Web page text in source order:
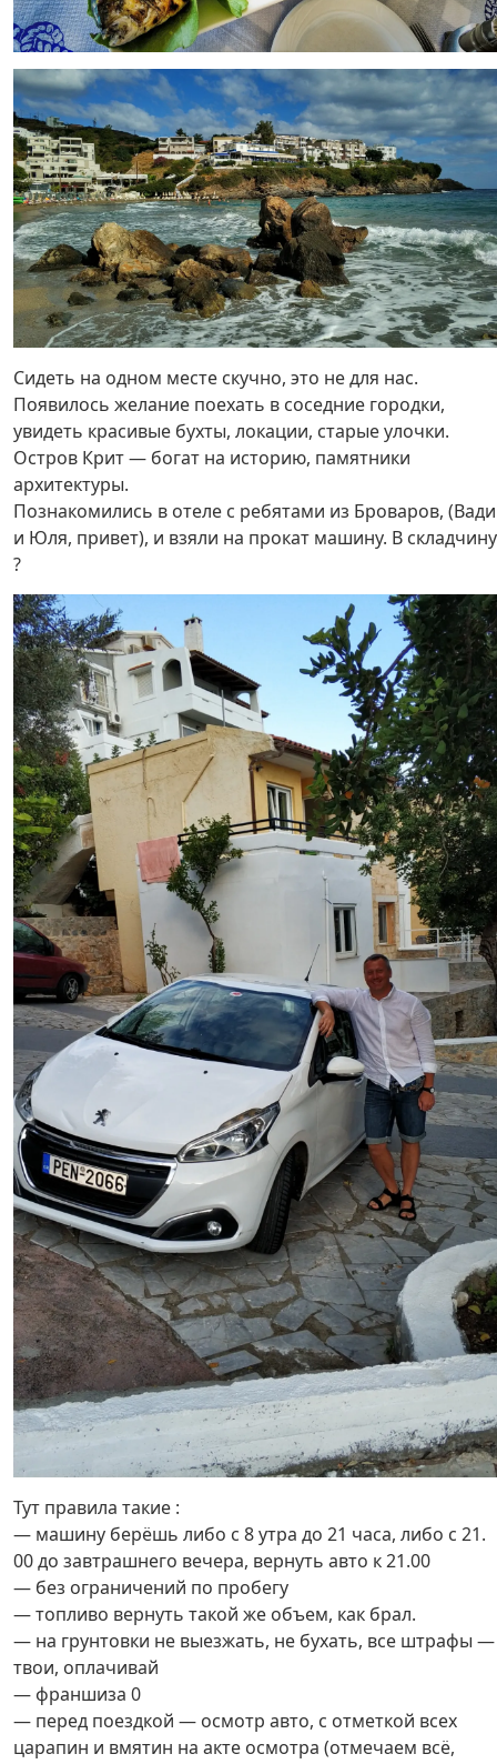
Сидеть на одном месте скучно, это не для нас.
Появилось желание поехать в соседние городки,
увидеть красивые бухты, локации, старые улочки.
Остров Крит — богат на историю, памятники
архитектуры.
Познакомились в отеле с ребятами из Броваров,
и Юля, привет), и взяли на прокат машину. В
?
Тут правила такие :
— машину берёшь либо с 8 утра до 21 часа, либо с 21.
00 до завтрашнего вечера, вернуть авто к 21.00
— без ограничений по пробегу
— топливо вернуть такой же объем, как брал.
— на грунтовки не выезжать, не бухать, все штрафы —
твои, оплачивай
— франшиза 0
— перед поездкой — осмотр авто, с отметкой всех
царапин и вмятин на акте осмотра (отмечаем всё,